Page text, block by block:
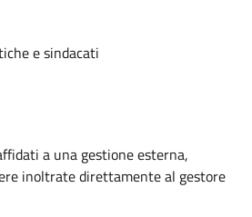
e sindacati
a una gestione esterna,
inoltrate direttamente al gestore